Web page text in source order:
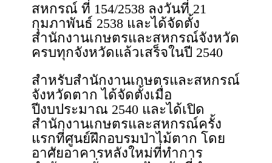
สหกรณ์ ที่ 154/2538 ลงวันที่ 21
กุมภาพันธ์ 2538 และได้จัดตั้ง
สำนักงานเกษตรและสหกรณ์จังหวัด
ครบทุกจังหวัดแล้วเสร็จในปี 2540
สำหรับสำนักงานเกษตรและสหกรณ์
จังหวัดตาก ได้จัดตั้งเมื่อ
ปีงบประมาณ 2540 และได้เปิด
สำนักงานเกษตรและสหกรณ์ครั้ง
แรกที่ศูนย์ฝึกอบรมป่าไม้ตาก โดย
อาศัยอาคารหลังใหม่ที่ทำการ